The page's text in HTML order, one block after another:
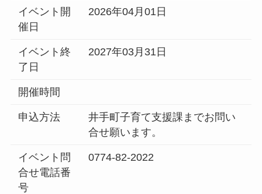
イベント開
催日
2026年04月01日
イベント終
了日
2027年03月31日
開催時間
申込方法
井手町子育て支援課までお問い
合せ願います。
イベント問
合せ電話番
号
0774-82-2022